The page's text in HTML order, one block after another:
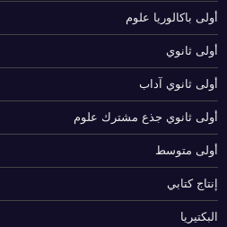
أولى باكالوريا علوم
أولى ثانوي
أولى ثانوي آداب
أولى ثانوي جذع مشترك علوم
أولى متوسط
إنتاج كتابي
البكتيريا